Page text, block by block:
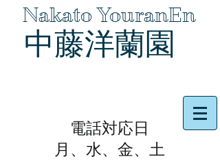
Nakato YouranEn
中藤洋蘭園
電話対応日
月、水、金、土